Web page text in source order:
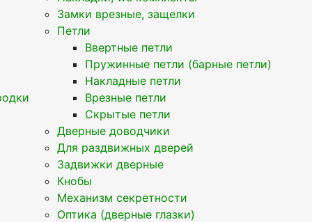
Замки врезные, защелки
Петли
Ввертные петли
Пружинные петли (барные петли)
Накладные петли
Врезные петли
Скрытые петли
Дверные доводчики
Для раздвижных дверей
Задвижки дверные
Кнобы
Механизм секретности
Оптика (дверные глазки)